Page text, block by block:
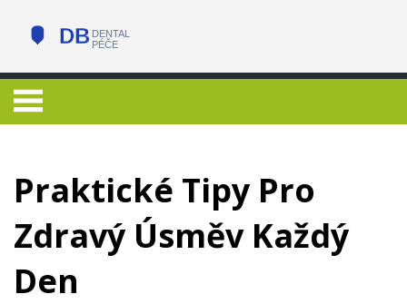
Praktické Tipy Pro
Zdravý Úsměv Každý
Den